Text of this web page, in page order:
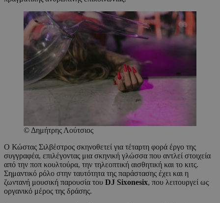
© Δημήτρης Λούτσιος
Ο Κώστας Σιλβέστρος σκηνοθετεί για τέταρτη φορά έργο της
συγγραφέα, επιλέγοντας μια σκηνική γλώσσα που αντλεί στοιχεία
από την ποπ κουλτούρα, την τηλεοπτική αισθητική και το κιτς.
Σημαντικό ρόλο στην ταυτότητα της παράστασης έχει και η
ζωντανή μουσική παρουσία του DJ Sixonesix, που λειτουργεί ως
οργανικό μέρος της δράσης.